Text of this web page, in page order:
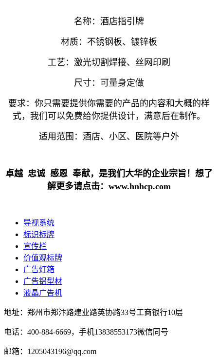
名称：酒店指引牌
材质：不锈钢板、镀锌板
工艺：激光切割焊接、丝网印刷
尺寸：可量身定做
要求：你只需要提供你需要的产品的内容和大概的样
式，我们可以免费给你提供设计，满意后在制作。
适用范围：酒店、小区、医院等户外
卓越 忠诚 感恩 奉献，是我们大华的企业宗旨！想了
解更多请点击：www.hnhcp.com
导视系统
标识标牌
宣传栏
价值观标牌
广告灯箱
广告铝型材
液晶广告机
地址：郑州市郑汴路建业路英协路33号工商银行10层
电话：400-884-6669，手机13838553173微信同号
邮箱：1205043196@qq.com